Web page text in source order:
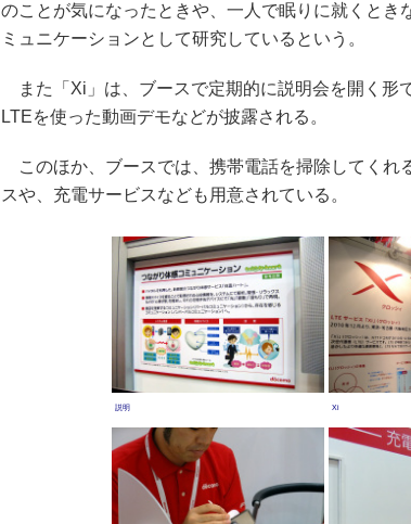
のことが気になったときや、一人で眠りに就くとき
ミュニケーションとして研究しているという。
また「Xi」は、ブースで定期的に説明会を開く形
LTEを使った動画デモなどが披露される。
このほか、ブースでは、携帯電話を掃除してくれ
スや、充電サービスなども用意されている。
説明 Xi